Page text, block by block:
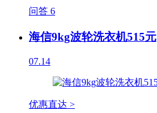
问答 6
海信9kg波轮洗衣机515元
07.14
优惠直达 >